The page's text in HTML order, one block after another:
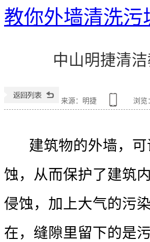
教你外墙清洗污
中山明捷清
来源：明捷 浏览
建筑物的外墙，可
蚀，从而保护了建筑
侵蚀，加上大气的污
在，缝隙里留下的是